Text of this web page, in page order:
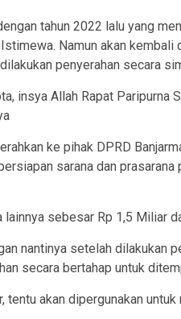
tahun 2022 lalu yang
Namun akan
penyerahan secara
insya Allah Rapat
ke pihak DPRD
sarana dan
lainnya sebesar Rp 1,5 Miliar
nantinya setelah dilakukan
secara bertahap untuk
tentu akan dipergunakan